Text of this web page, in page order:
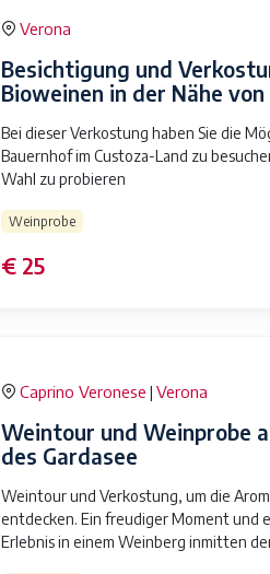
Verona
Besichtigung und
Bioweinen in der Nähe von
Bei dieser Verkostung haben Sie die
Bauernhof im Custoza-Land zu
Wahl zu probieren
Weinprobe
€ 25
Caprino Veronese | Verona
Weintour und Weinprobe
des Gardasee
Weintour und Verkostung, um die
entdecken. Ein freudiger Moment und
Erlebnis in einem Weinberg inmitten